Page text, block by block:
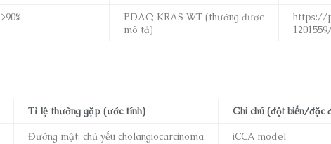
>90%
PDAC; KRAS WT (thường được
mô tả)
https://
Tỉ lệ thường gặp (ước tính) Ghi chú (đột biến/đặc
Đường mật: chủ yếu cholangiocarcinoma
iCCA model